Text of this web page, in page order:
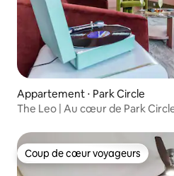
Appartement ⋅ Park Circle
The Leo | Au cœur de Park
Coup de cœur voyageurs
Coup de cœur voyageurs